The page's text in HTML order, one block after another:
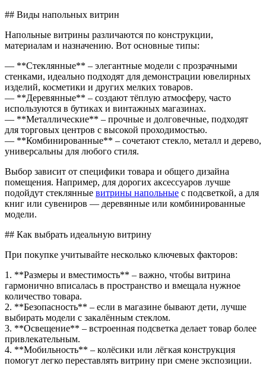
## Виды напольных витрин
Напольные витрины различаются по конструкции,
материалам и назначению. Вот основные типы:
— **Стеклянные** – элегантные модели с прозрачными
стенками, идеально подходят для демонстрации ювелирных
изделий, косметики и других мелких товаров.
— **Деревянные** – создают тёплую атмосферу, часто
используются в бутиках и винтажных магазинах.
— **Металлические** – прочные и долговечные, подходят
для торговых центров с высокой проходимостью.
— **Комбинированные** – сочетают стекло, металл и дерево,
универсальны для любого стиля.
Выбор зависит от специфики товара и общего дизайна
помещения. Например, для дорогих аксессуаров лучше
подойдут стеклянные витрины напольные с подсветкой, а для
книг или сувениров — деревянные или комбинированные
модели.
## Как выбрать идеальную витрину
При покупке учитывайте несколько ключевых факторов:
1. **Размеры и вместимость** – важно, чтобы витрина
гармонично вписалась в пространство и вмещала нужное
количество товара.
2. **Безопасность** – если в магазине бывают дети, лучше
выбирать модели с закалённым стеклом.
3. **Освещение** – встроенная подсветка делает товар более
привлекательным.
4. **Мобильность** – колёсики или лёгкая конструкция
помогут легко переставлять витрину при смене экспозиции.